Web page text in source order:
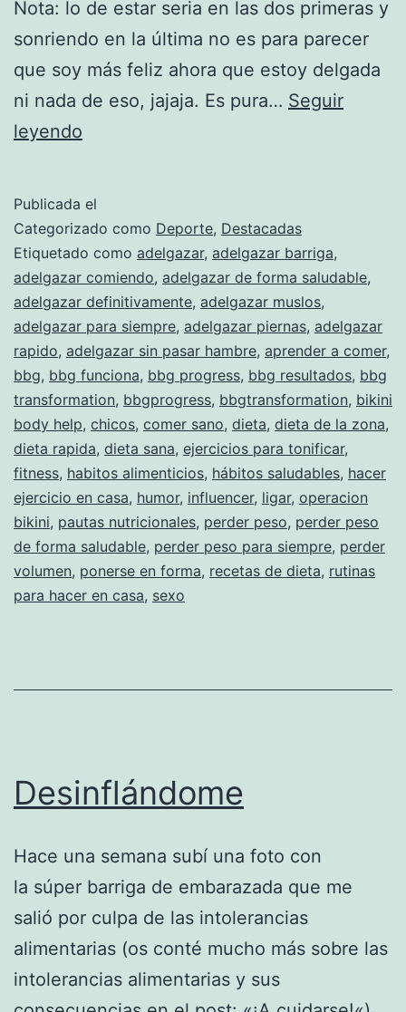
Nota: lo de estar seria en las dos primeras y
sonriendo en la última no es para parecer
que soy más feliz ahora que estoy delgada
ni nada de eso, jajaja. Es pura… Seguir
leyendo
BBG
Publicada el
Categorizado como Deporte, Destacadas
Etiquetado como adelgazar, adelgazar barriga,
adelgazar comiendo, adelgazar de forma saludable,
adelgazar definitivamente, adelgazar muslos,
adelgazar para siempre, adelgazar piernas, adelgazar
rapido, adelgazar sin pasar hambre, aprender a comer,
bbg, bbg funciona, bbg progress, bbg resultados, bbg
transformation, bbgprogress, bbgtransformation, bikini
body help, chicos, comer sano, dieta, dieta de la zona,
dieta rapida, dieta sana, ejercicios para tonificar,
fitness, habitos alimenticios, hábitos saludables, hacer
ejercicio en casa, humor, influencer, ligar, operacion
bikini, pautas nutricionales, perder peso, perder peso
de forma saludable, perder peso para siempre, perder
volumen, ponerse en forma, recetas de dieta, rutinas
para hacer en casa, sexo
Desinflándome
Hace una semana subí una foto con
la súper barriga de embarazada que me
salió por culpa de las intolerancias
alimentarias (os conté mucho más sobre las
intolerancias alimentarias y sus